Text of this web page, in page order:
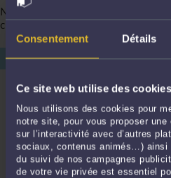
Consentement Détails
Ce site web utilise des cookies
Nous utilisons des cookies pour
notre site, pour vous proposer
sur l’interactivité avec d’autres
sociaux, contenus animés…) ainsi
du suivi de nos campagnes
de votre vie privée est essentiel
Nous avons détecté trop de
continuer votre navigation, merci